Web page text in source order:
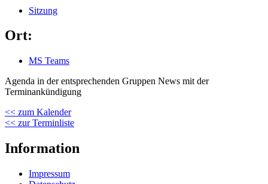
Sitzung
Ort:
MS Teams
Agenda in der entsprechenden Gruppen News mit der
Terminankündigung
<< zum Kalender
<< zur Terminliste
Information
Impressum